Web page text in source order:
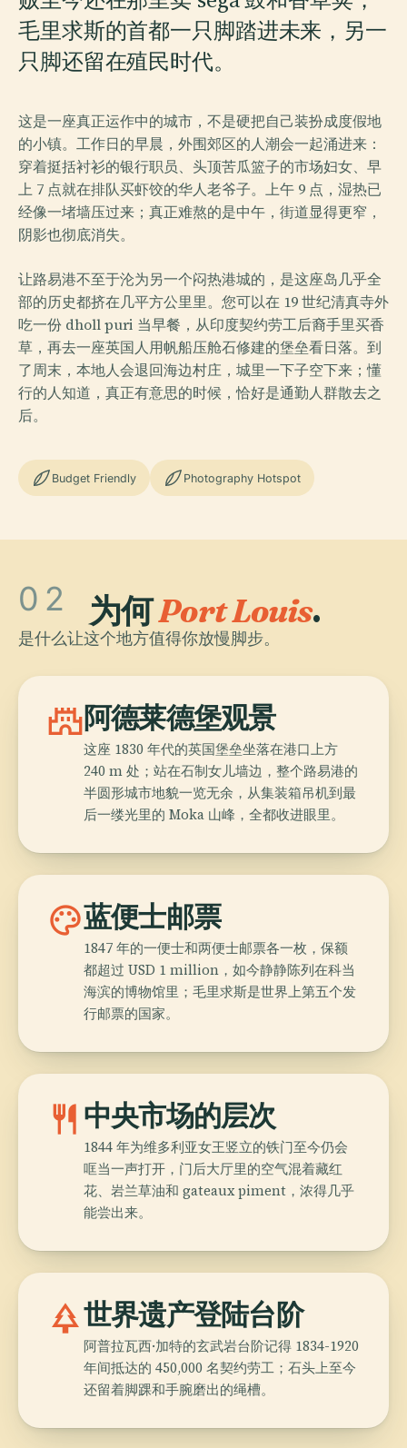
毛里求斯的首都一只脚踏进未来，另一
只脚还留在殖民时代。
这是一座真正运作中的城市，不是硬把自己装扮成度假地
的小镇。工作日的早晨，外围郊区的人潮会一起涌进来：
穿着挺括衬衫的银行职员、头顶苦瓜篮子的市场妇女、早
上 7 点就在排队买虾饺的华人老爷子。上午 9 点，湿热已
经像一堵墙压过来；真正难熬的是中午，街道显得更窄，
阴影也彻底消失。
让路易港不至于沦为另一个闷热港城的，是这座岛几乎全
部的历史都挤在几平方公里里。您可以在 19 世纪清真寺外
吃一份 dholl puri 当早餐，从印度契约劳工后裔手里买香
草，再去一座英国人用帆船压舱石修建的堡垒看日落。到
了周末，本地人会退回海边村庄，城里一下子空下来；懂
行的人知道，真正有意思的时候，恰好是通勤人群散去之
后。
Budget Friendly Photography Hotspot
02 为何Port Louis.
是什么让这个地方值得你放慢脚步。
castle阿德莱德堡观景
这座 1830 年代的英国堡垒坐落在港口上方
240 m 处；站在石制女儿墙边，整个路易港的
半圆形城市地貌一览无余，从集装箱吊机到最
后一缕光里的 Moka 山峰，全都收进眼里。
palette蓝便士邮票
1847 年的一便士和两便士邮票各一枚，保额
都超过 USD 1 million，如今静静陈列在科当
海滨的博物馆里；毛里求斯是世界上第五个发
行邮票的国家。
restaurant 中央市场的层次
1844 年为维多利亚女王竖立的铁门至今仍会
哐当一声打开，门后大厅里的空气混着藏红
花、岩兰草油和 gateaux piment，浓得几乎
能尝出来。
park世界遗产登陆台阶
阿普拉瓦西·加特的玄武岩台阶记得 1834-1920
年间抵达的 450,000 名契约劳工；石头上至今
还留着脚踝和手腕磨出的绳槽。